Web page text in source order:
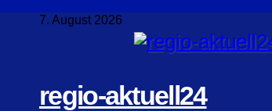
Zum
7. August 2026
regio-aktuell24